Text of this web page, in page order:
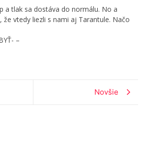
a tlak sa dostáva do normálu. No a
že vtedy liezli s nami aj Tarantule. Načo
–
Novšie